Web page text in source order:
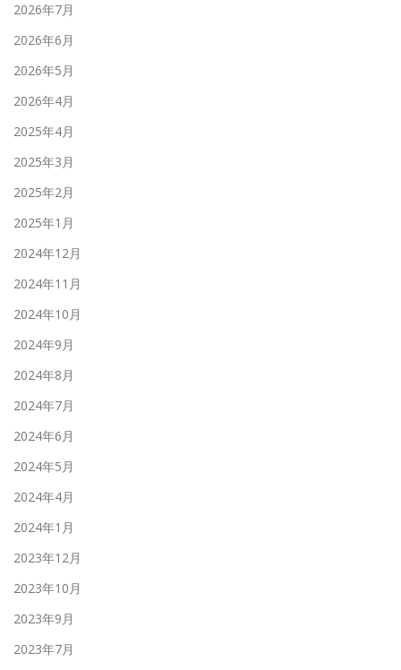
2026年7月
2026年6月
2026年5月
2026年4月
2025年4月
2025年3月
2025年2月
2025年1月
2024年12月
2024年11月
2024年10月
2024年9月
2024年8月
2024年7月
2024年6月
2024年5月
2024年4月
2024年1月
2023年12月
2023年10月
2023年9月
2023年7月